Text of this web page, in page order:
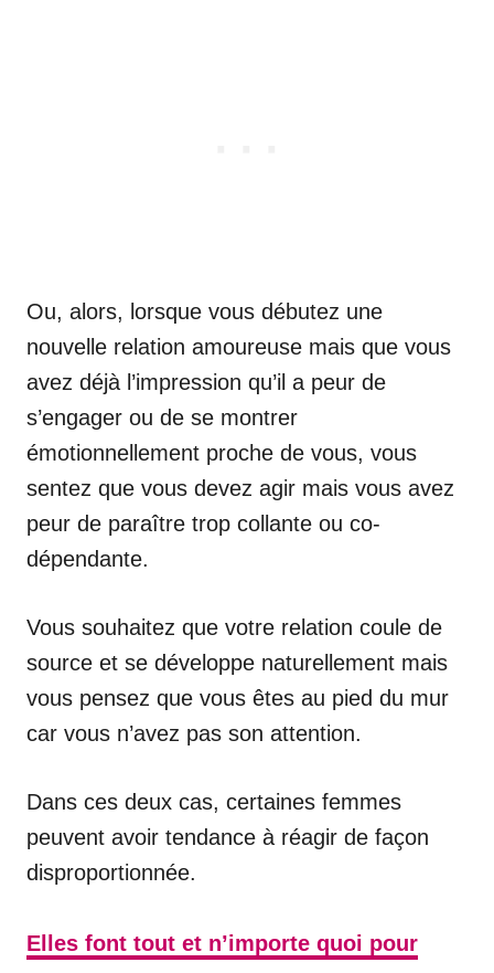
Ou, alors, lorsque vous débutez une
nouvelle relation amoureuse mais que vous
avez déjà l’impression qu’il a peur de
s’engager ou de se montrer
émotionnellement proche de vous, vous
sentez que vous devez agir mais vous avez
peur de paraître trop collante ou co-
dépendante.
Vous souhaitez que votre relation coule de
source et se développe naturellement mais
vous pensez que vous êtes au pied du mur
car vous n’avez pas son attention.
Dans ces deux cas, certaines femmes
peuvent avoir tendance à réagir de façon
disproportionnée.
Elles font tout et n’importe quoi pour